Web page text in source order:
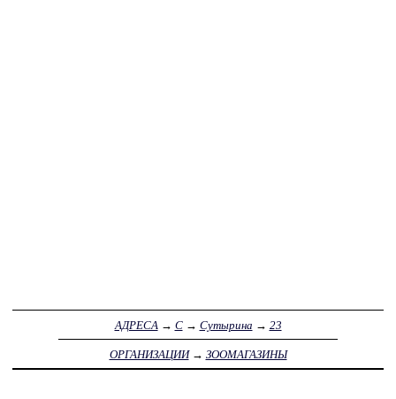
АДРЕСА → С→ Сутырина → 23
ОРГАНИЗАЦИИ→ ЗООМАГАЗИНЫ